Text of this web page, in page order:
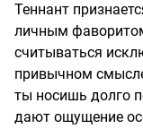
Теннант
личным
считываться
привычном
ты носишь долго
дают ощущение